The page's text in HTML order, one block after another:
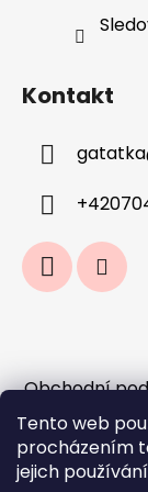
Tento web
procházením
jejich
Kontakt
gatatka
Obchodní
Jak fungují
objednávek?